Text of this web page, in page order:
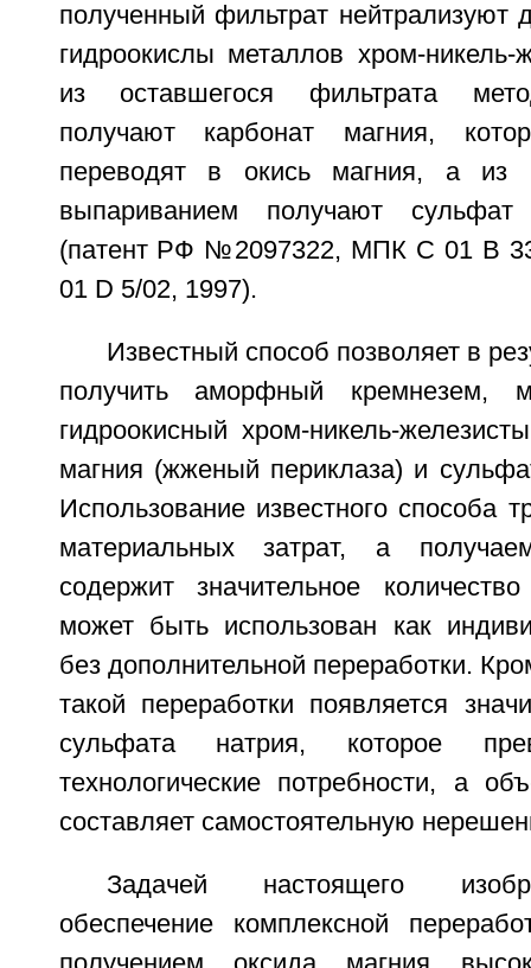
полученный фильтрат нейтрализуют
гидроокислы металлов хром-никель-
из оставшегося фильтрата
получают карбонат магния,
переводят в окись магния, а из
выпариванием получают сульфат
(патент РФ №2097322, МПК С 01 В
01 D 5/02, 1997).
Известный способ позволяет в
получить аморфный кремнезем,
гидроокисный хром-никель-
магния (жженый периклаза) и
Использование известного способа
материальных затрат, а
содержит значительное
может быть использован как
без дополнительной переработки.
такой переработки появляется
сульфата натрия, которое
технологические потребности, а
составляет самостоятельную
Задачей настоящего
обеспечение комплексной